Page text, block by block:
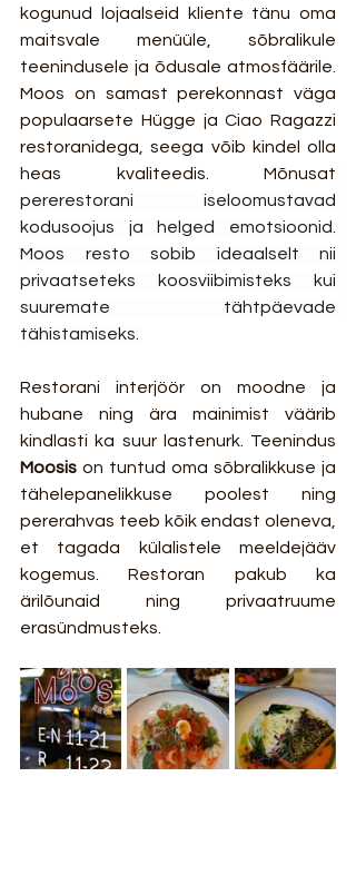
kogunud lojaalseid kliente tänu oma
maitsvale menüüle, sõbralikule
teenindusele ja õdusale atmosfäärile.
Moos on samast perekonnast väga
populaarsete Hügge ja Ciao Ragazzi
restoranidega, seega võib kindel olla
heas kvaliteedis. Mõnusat
pererestorani iseloomustavad
kodusoojus ja helged emotsioonid.
Moos resto sobib ideaalselt nii
privaatseteks koosviibimisteks kui
suuremate tähtpäevade
tähistamiseks.
Restorani interjöör on moodne ja
hubane ning ära mainimist väärib
Moosis on tuntud oma sõbralikkuse ja
tähelepanelikkuse poolest ning
pererahvas teeb kõik endast oleneva,
et tagada külalistele meeldejääv
kogemus. Restoran pakub ka
ärilõunaid ning privaatruume
erasündmusteks.